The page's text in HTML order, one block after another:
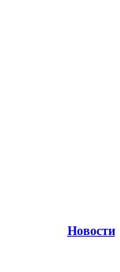
Новости